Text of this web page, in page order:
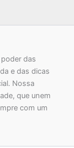
das
e das dicas
Nossa
que unem
com um